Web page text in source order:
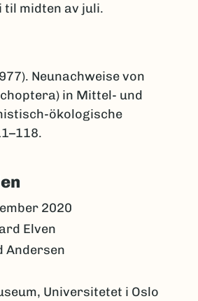
til midten av juli.
Neunachweise von
in Mittel- und
ökologische
2020
Elven
Andersen
Universitetet i Oslo